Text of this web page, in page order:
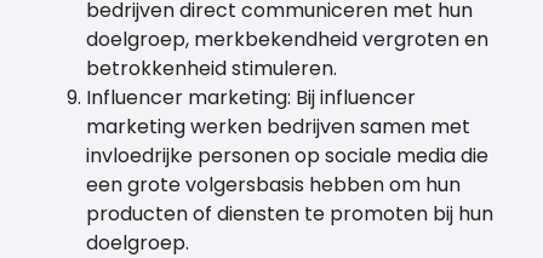
bedrijven direct communiceren met hun
doelgroep, merkbekendheid vergroten en
betrokkenheid stimuleren.
Influencer marketing: Bij influencer
marketing werken bedrijven samen met
invloedrijke personen op sociale media die
een grote volgersbasis hebben om hun
producten of diensten te promoten bij hun
doelgroep.